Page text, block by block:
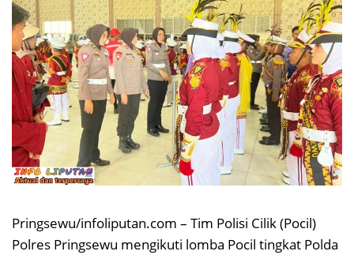
Pringsewu/infoliputan.com – Tim Polisi Cilik (Pocil)
Polres Pringsewu mengikuti lomba Pocil tingkat Polda